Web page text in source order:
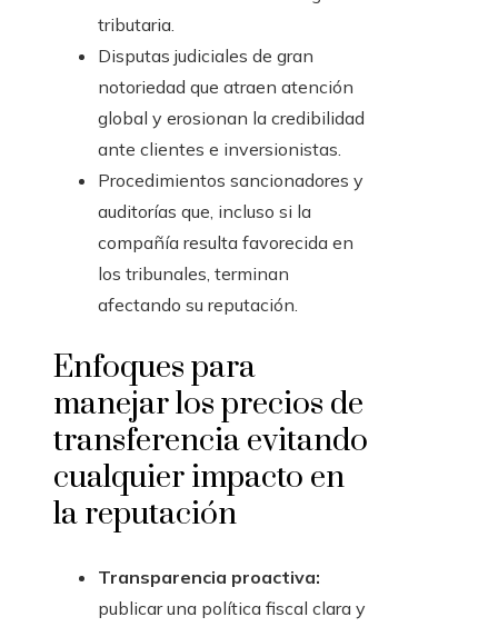
tributaria.
Disputas judiciales de gran
notoriedad que atraen atención
global y erosionan la credibilidad
ante clientes e inversionistas.
Procedimientos sancionadores y
auditorías que, incluso si la
compañía resulta favorecida en
los tribunales, terminan
afectando su reputación.
Enfoques para
manejar los precios de
transferencia evitando
cualquier impacto en
la reputación
Transparencia proactiva:
publicar una política fiscal clara y